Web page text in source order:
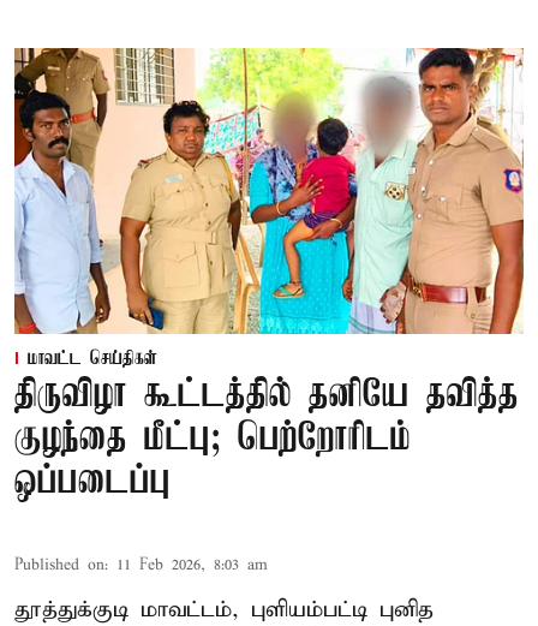
மாவட்ட செய்திகள்
திருவிழா கூட்டத்தில் தனியே தவித்த
குழந்தை மீட்பு; பெற்றோரிடம்
ஒப்படைப்பு
Published on: 11 Feb 2026, 8:03 am
தூத்துக்குடி மாவட்டம், புளியம்பட்டி புனித